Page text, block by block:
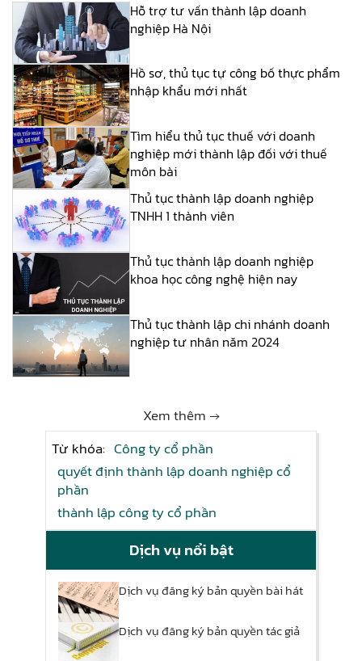
Hỗ trợ tư vấn thành lập doanh
nghiệp Hà Nội
Hồ sơ, thủ tục tự công bố thực phẩm
nhập khẩu mới nhất
Tìm hiểu thủ tục thuế với doanh
nghiệp mới thành lập đối với thuế
môn bài
Thủ tục thành lập doanh nghiệp
TNHH 1 thành viên
Thủ tục thành lập doanh nghiệp
khoa học công nghệ hiện nay
Thủ tục thành lập chi nhánh doanh
nghiệp tư nhân năm 2024
Xem thêm →
Từ khóa: Công ty cổ phần
quyết định thành lập doanh nghiệp cổ
phần
thành lập công ty cổ phần
Dịch vụ nổi bật
Dịch vụ đăng ký bản quyền bài hát
Dịch vụ đăng ký bản quyền tác giả